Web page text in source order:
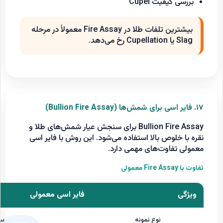
بیشترین تلفات طلا در Fire Assay معمولاً در مرحله
Slag یا Cupellation رخ می‌دهد.
۱۷. فایر اسی برای شمش‌ها (Bullion Fire Assay)
Bullion Fire Assay برای سنجش عیار شمش‌های طلا و
نقره با خلوص بالا استفاده می‌شود. این روش با فایر اسی
معمولی تفاوت‌های مهمی دارد.
تفاوت با Fire Assay معمولی
ویژگی فایر اسی معمولی
نوع نمونه